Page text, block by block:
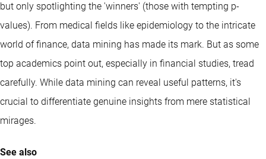
but only spotlighting the 'winners' (those with tempting p-
values). From medical fields like epidemiology to the intricate
world of finance, data mining has made its mark. But as some
top academics point out, especially in financial studies, tread
carefully. While data mining can reveal useful patterns, it's
crucial to differentiate genuine insights from mere statistical
mirages.
See also